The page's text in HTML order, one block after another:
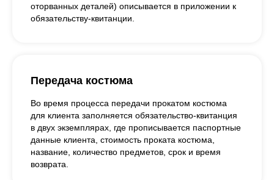
оторванных деталей) описывается в приложении к
обязательству-квитанции.
Передача костюма
Во время процесса передачи прокатом костюма
для клиента заполняется обязательство-квитанция
в двух экземплярах, где прописывается паспортные
данные клиента, стоимость проката костюма,
название, количество предметов, срок и время
возврата.